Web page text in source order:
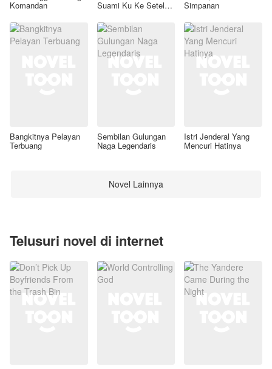
Komandan Suami Ku Ke Setelan Simpanan
Bangkitnya Pelayan
Terbuang
Sembilan Gulungan
Naga Legendaris
Istri Jenderal Yang
Mencuri Hatinya
Novel Lainnya
Telusuri novel di internet